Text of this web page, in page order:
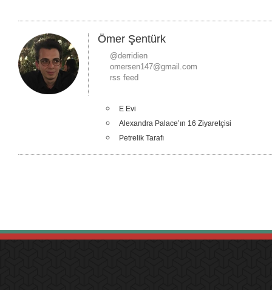
Ömer Şentürk
@derridien
omersen147@gmail.com
rss feed
E Evi
Alexandra Palace’ın 16 Ziyaretçisi
Petrelik Tarafı